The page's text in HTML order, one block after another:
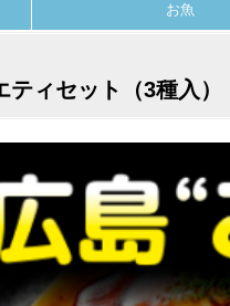
お魚
ティセット（3種入）